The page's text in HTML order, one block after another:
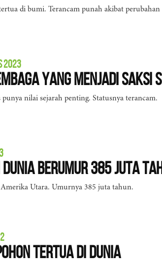
di bumi. Terancam punah akibat
2023
yang Menjadi
punya nilai sejarah penting. Statusnya terancam.
Berumur 385 Juta
Utara. Umurnya 385 juta tahun.
Tertua di Dunia